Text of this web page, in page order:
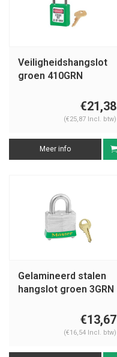
Veiligheidshangslot
groen 410GRN
€21,38
(€25,87 Incl. btw)
Meer info
Gelamineerd stalen
hangslot groen 3GRN
€13,67
(€16,54 Incl. btw)